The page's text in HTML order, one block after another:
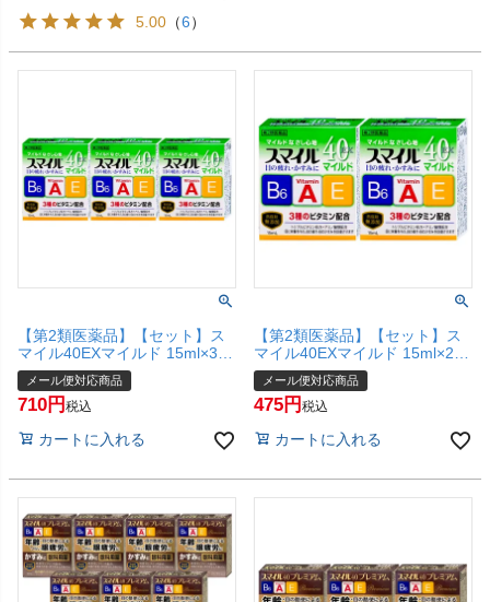
5.00 （6）
【第2類医薬品】【セット】ス
マイル40EXマイルド 15ml×3個
【ライオン株式会社】【目薬/目
の疲れ/目のかすみ/充血/かゆ
み】【メール便対応商品】
メール便対応商品
710 税込
カートに入れる
【第2類医薬品】【セット】ス
マイル40EXマイルド 15ml×2個
【ライオン株式会社】【目薬/目
の疲れ/目のかすみ/充血/かゆ
み】【メール便対応商品】
メール便対応商品
475 税込
カートに入れる